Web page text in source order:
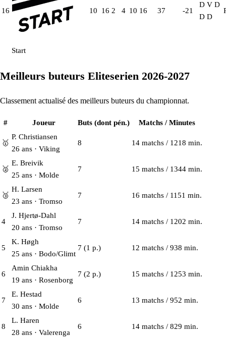
16
Start
10 16 2 4 10 16 37 -21
D V D
D D
Meilleurs buteurs Eliteserien 2026-2027
Classement actualisé des meilleurs buteurs du championnat.
# Joueur Buts (dont pén.) Matchs / Minutes
🥇
P. Christiansen
26 ans · Viking
8 14 matchs / 1218 min.
🥈
E. Breivik
25 ans · Molde
7 15 matchs / 1344 min.
🥉
H. Larsen
23 ans · Tromso
7 16 matchs / 1151 min.
4
J. Hjertø-Dahl
20 ans · Tromso
7 14 matchs / 1202 min.
5
K. Høgh
25 ans · Bodo/Glimt
7 (1 p.) 12 matchs / 938 min.
6
Amin Chiakha
19 ans · Rosenborg
7 (2 p.) 15 matchs / 1253 min.
7
E. Hestad
30 ans · Molde
6 13 matchs / 952 min.
8
L. Haren
28 ans · Valerenga
6 14 matchs / 829 min.